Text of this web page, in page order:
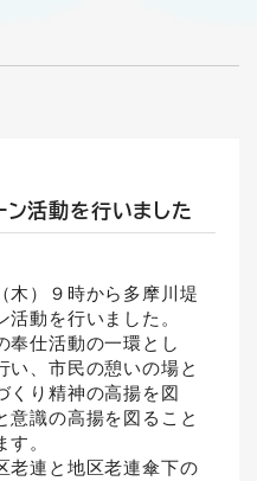
活動を行いました
）９時から多摩川堤
動を行いました。
仕活動の一環とし
い、市民の憩いの場と
くり精神の高揚を図
意識の高揚を図ること
。
連と地区老連傘下の